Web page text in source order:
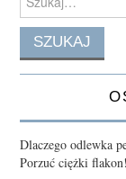
for:
Dlaczego odlewka
Porzuć ciężki flakon!